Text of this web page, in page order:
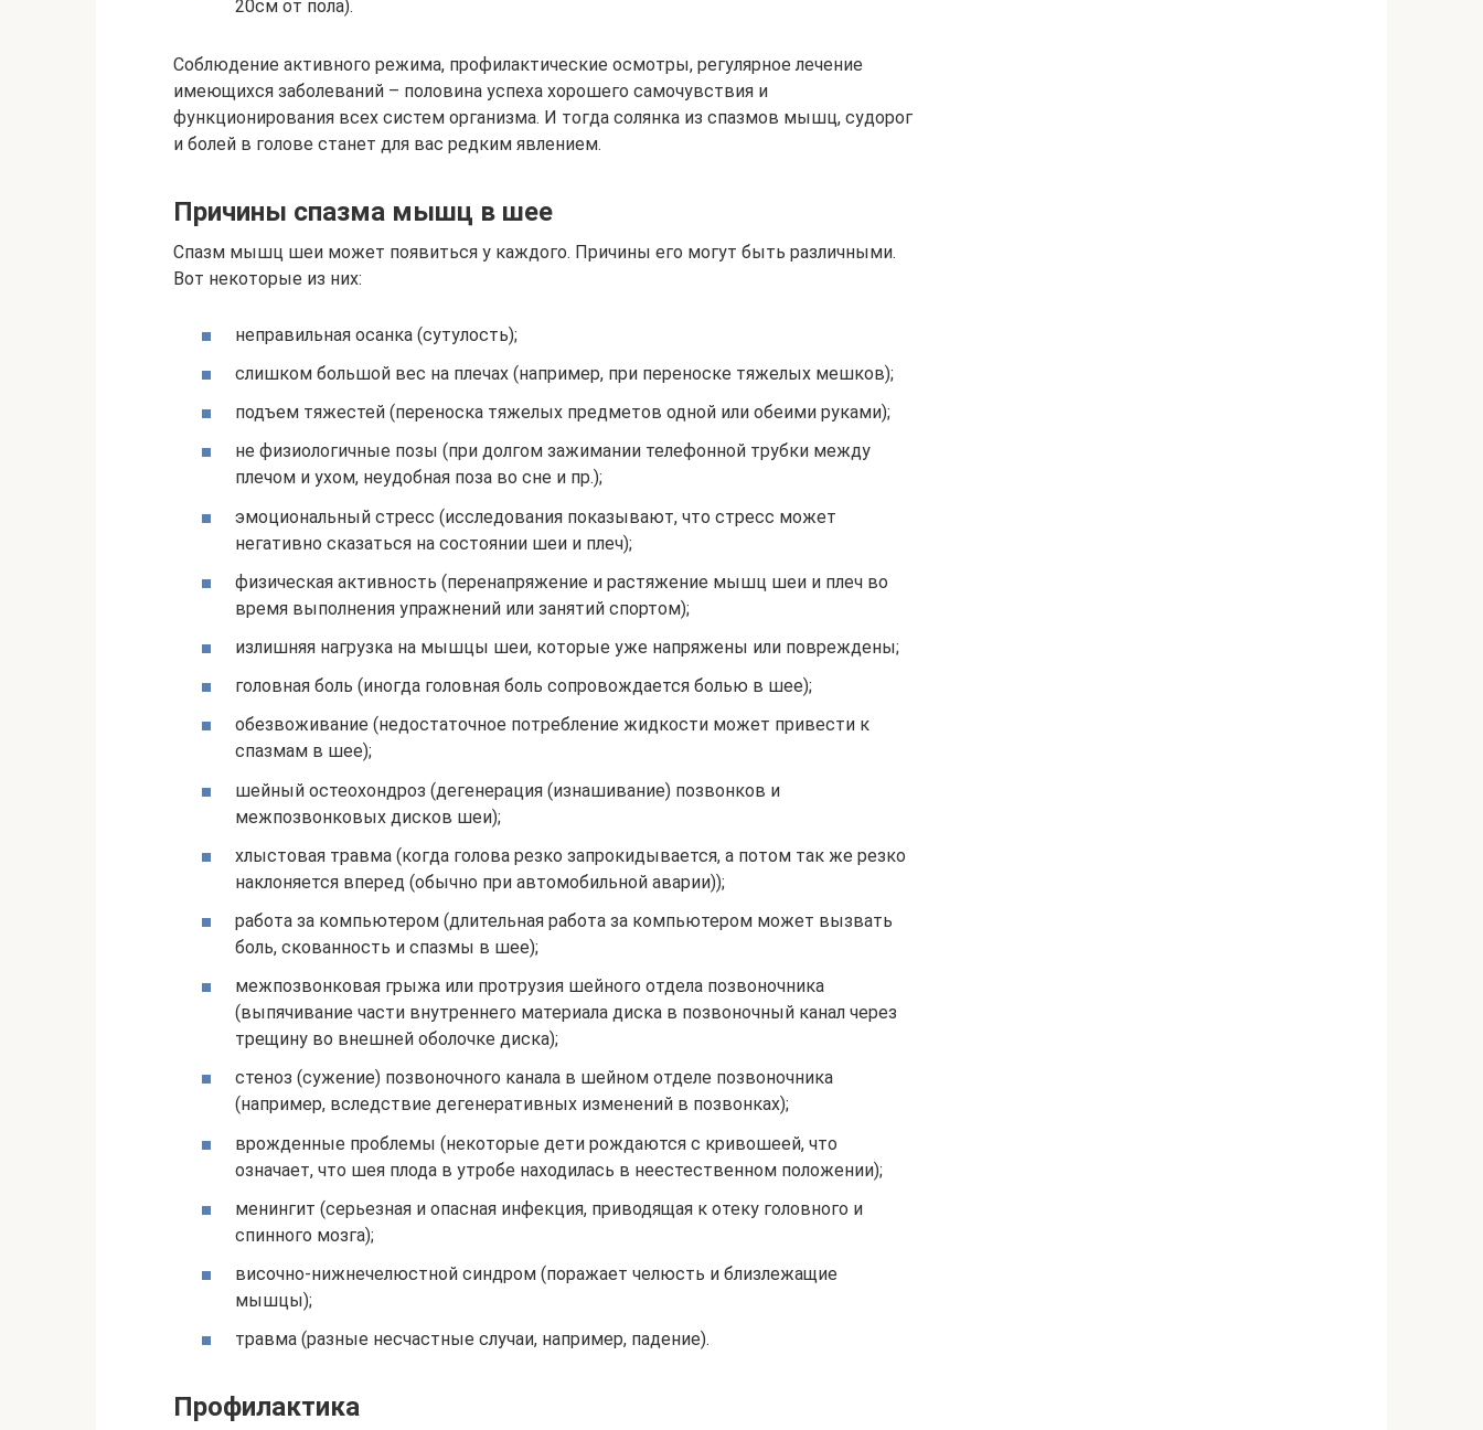
20см от пола).
Соблюдение активного режима, профилактические осмотры, регулярное лечение
имеющихся заболеваний – половина успеха хорошего самочувствия и
функционирования всех систем организма. И тогда солянка из спазмов мышц, судорог
и болей в голове станет для вас редким явлением.
Причины спазма мышц в шее
Спазм мышц шеи может появиться у каждого. Причины его могут быть различными.
Вот некоторые из них:
неправильная осанка (сутулость);
слишком большой вес на плечах (например, при переноске тяжелых мешков);
подъем тяжестей (переноска тяжелых предметов одной или обеими руками);
не физиологичные позы (при долгом зажимании телефонной трубки между
плечом и ухом, неудобная поза во сне и пр.);
эмоциональный стресс (исследования показывают, что стресс может
негативно сказаться на состоянии шеи и плеч);
физическая активность (перенапряжение и растяжение мышц шеи и плеч во
время выполнения упражнений или занятий спортом);
излишняя нагрузка на мышцы шеи, которые уже напряжены или повреждены;
головная боль (иногда головная боль сопровождается болью в шее);
обезвоживание (недостаточное потребление жидкости может привести к
спазмам в шее);
шейный остеохондроз (дегенерация (изнашивание) позвонков и
межпозвонковых дисков шеи);
хлыстовая травма (когда голова резко запрокидывается, а потом так же резко
наклоняется вперед (обычно при автомобильной аварии));
работа за компьютером (длительная работа за компьютером может вызвать
боль, скованность и спазмы в шее);
межпозвонковая грыжа или протрузия шейного отдела позвоночника
(выпячивание части внутреннего материала диска в позвоночный канал через
трещину во внешней оболочке диска);
стеноз (сужение) позвоночного канала в шейном отделе позвоночника
(например, вследствие дегенеративных изменений в позвонках);
врожденные проблемы (некоторые дети рождаются с кривошеей, что
означает, что шея плода в утробе находилась в неестественном положении);
менингит (серьезная и опасная инфекция, приводящая к отеку головного и
спинного мозга);
височно-нижнечелюстной синдром (поражает челюсть и близлежащие
мышцы);
травма (разные несчастные случаи, например, падение).
Профилактика